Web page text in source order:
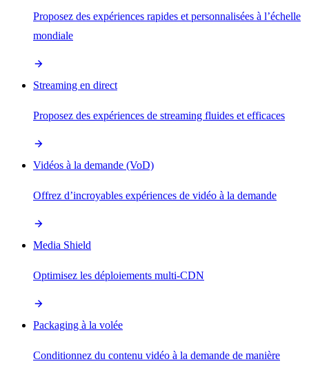
Proposez des expériences rapides et personnalisées à l’échelle
mondiale
Streaming en direct
Proposez des expériences de streaming fluides et efficaces
Vidéos à la demande (VoD)
Offrez d’incroyables expériences de vidéo à la demande
Media Shield
Optimisez les déploiements multi-CDN
Packaging à la volée
Conditionnez du contenu vidéo à la demande de manière